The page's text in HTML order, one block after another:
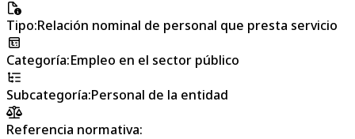
Tipo:Relación nominal de personal que presta servicio
Categoría:Empleo en el sector público
Subcategoría:Personal de la entidad
Referencia normativa: